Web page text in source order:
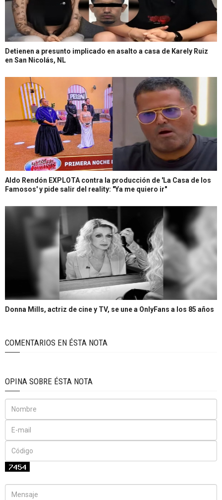
Detienen a presunto implicado en asalto a casa de Karely Ruiz
en San Nicolás, NL
Aldo Rendón EXPLOTA contra la producción de 'La Casa de los
Famosos' y pide salir del reality: "Ya me quiero ir"
Donna Mills, actriz de cine y TV, se une a OnlyFans a los 85 años
COMENTARIOS EN ÉSTA NOTA
OPINA SOBRE ÉSTA NOTA